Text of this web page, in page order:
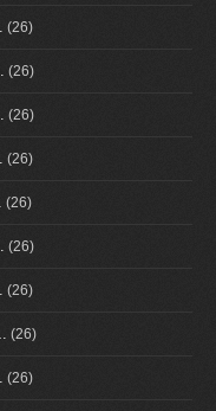
(26)
(26)
(26)
(26)
(26)
(26)
(26)
(26)
(26)